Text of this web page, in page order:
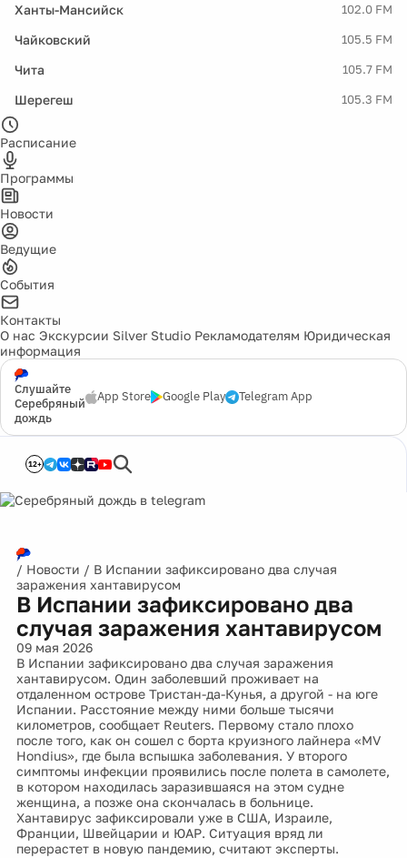
Ханты-Мансийск 102.0 FM
Чайковский 105.5 FM
Чита 105.7 FM
Шерегеш 105.3 FM
Расписание
Программы
Новости
Ведущие
События
Контакты
О нас Экскурсии Silver Studio Рекламодателям Юридическая
информация
Слушайте
Серебряный
дождь
App Store Google Play Telegram App
12+
/ Новости / В Испании зафиксировано два случая
заражения хантавирусом
В Испании зафиксировано два
случая заражения хантавирусом
09 мая 2026
В Испании зафиксировано два случая заражения
хантавирусом. Один заболевший проживает на
отдаленном острове Тристан-да-Кунья, а другой - на юге
Испании. Расстояние между ними больше тысячи
километров, сообщает Reuters. Первому стало плохо
после того, как он сошел с борта круизного лайнера «MV
Hondius», где была вспышка заболевания. У второго
симптомы инфекции проявились после полета в самолете,
в котором находилась заразившаяся на этом судне
женщина, а позже она скончалась в больнице.
Хантавирус зафиксировали уже в США, Израиле,
Франции, Швейцарии и ЮАР. Ситуация вряд ли
перерастет в новую пандемию, считают эксперты.